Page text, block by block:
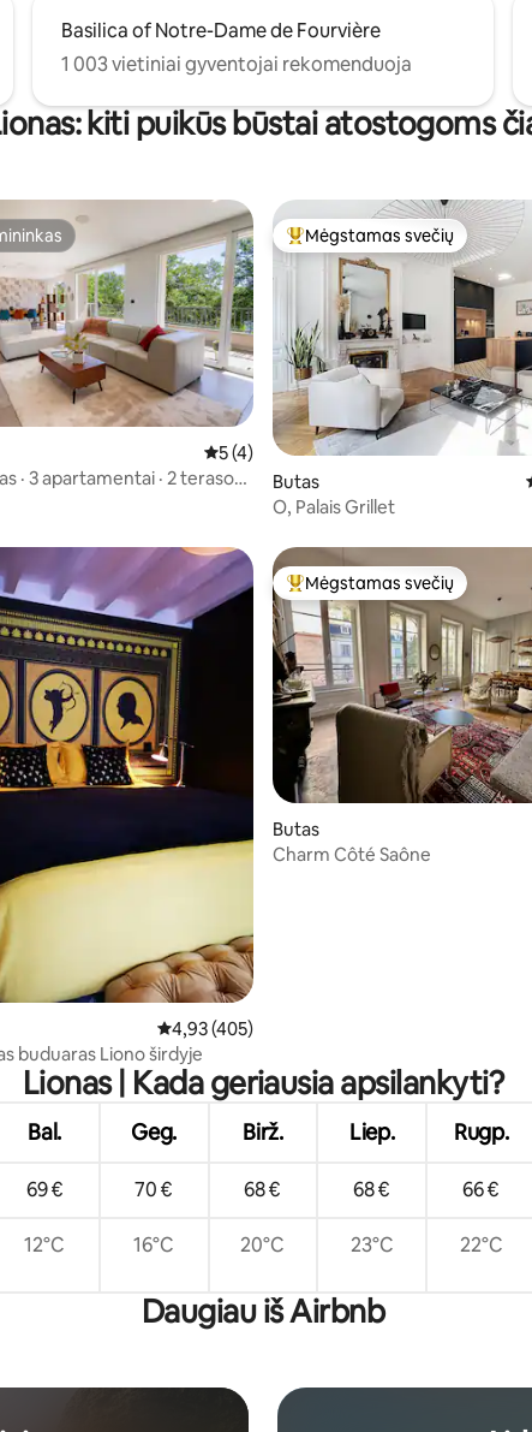
Basilica of Notre-Dame de Fourvière
1 003 vietiniai gyventojai rekomenduoja
kiti puikūs būstai atostogoms
iš 5, atsiliepimų: 8 Vidutinis įvertinimas: 5 iš 5, atsiliepimų: 4
5 (4)
· 3 apartamentai · 2 terasos ·
Svečių mėgstamiausias
Mėgstamas svečių
Butas
O, Palais Grillet
iš 5, atsiliepimų: 35
Vidutinis įvertinimas: 4,93 iš 5, atsiliepimų: 405
4,93 (405)
buduaras Liono širdyje
Svečių mėgstamiausias
Mėgstamas svečių
Butas
Charm Côté Saône
Lionas | Kada geriausia apsilankyti?
Bal. Geg. Birž. Liep. Rugp.
69 € 70 € 68 € 68 € 66 €
12°C 16°C 20°C 23°C 22°C
Daugiau iš Airbnb